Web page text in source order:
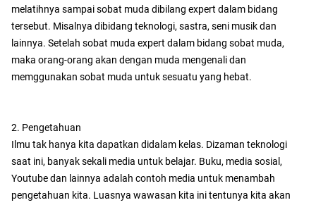
melatihnya sampai sobat muda dibilang expert dalam bidang
tersebut. Misalnya dibidang teknologi, sastra, seni musik dan
lainnya. Setelah sobat muda expert dalam bidang sobat muda,
maka orang-orang akan dengan muda mengenali dan
memggunakan sobat muda untuk sesuatu yang hebat.
2. Pengetahuan
Ilmu tak hanya kita dapatkan didalam kelas. Dizaman teknologi
saat ini, banyak sekali media untuk belajar. Buku, media sosial,
Youtube dan lainnya adalah contoh media untuk menambah
pengetahuan kita. Luasnya wawasan kita ini tentunya kita akan